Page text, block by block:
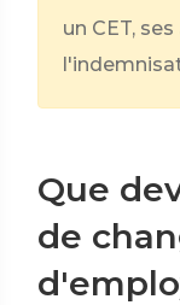
un CET, ses
Que
de